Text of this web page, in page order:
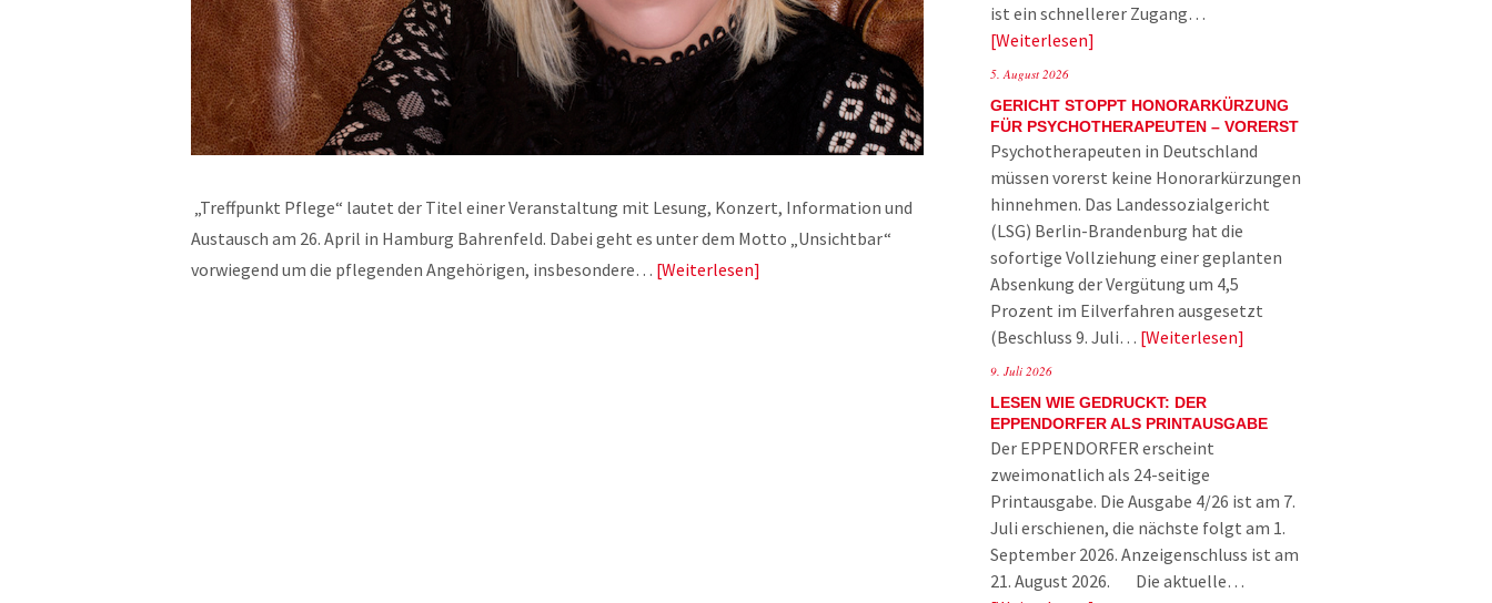
„Treffpunkt Pflege“ lautet der Titel einer Veranstaltung mit Lesung, Konzert, Information und
Austausch am 26. April in Hamburg Bahrenfeld. Dabei geht es unter dem Motto „Unsichtbar“
vorwiegend um die pflegenden Angehörigen, insbesondere… Weiterlesen
ist ein schnellerer Zugang…
Weiterlesen
5. August 2026
GERICHT STOPPT HONORARKÜRZUNG
FÜR PSYCHOTHERAPEUTEN – VORERST
Psychotherapeuten in Deutschland
müssen vorerst keine Honorarkürzungen
hinnehmen. Das Landessozialgericht
(LSG) Berlin-Brandenburg hat die
sofortige Vollziehung einer geplanten
Absenkung der Vergütung um 4,5
Prozent im Eilverfahren ausgesetzt
(Beschluss 9. Juli… Weiterlesen
9. Juli 2026
LESEN WIE GEDRUCKT: DER
EPPENDORFER ALS PRINTAUSGABE
Der EPPENDORFER erscheint
zweimonatlich als 24-seitige
Printausgabe. Die Ausgabe 4/26 ist am 7.
Juli erschienen, die nächste folgt am 1.
September 2026. Anzeigenschluss ist am
21. August 2026. Die aktuelle…